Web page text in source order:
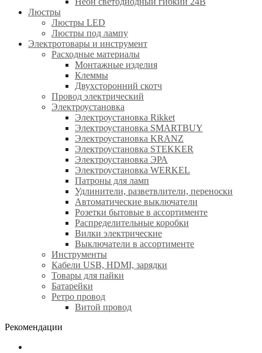
Люстры
Люстры LED
Люстры под лампу
Электротовары и инструмент
Расходные материалы
Монтажные изделия
Клеммы
Двухсторонний скотч
Провод электрический
Электроустановка
Электроустановка Rikket
Электроустановка SMARTBUY
Электроустановка KRANZ
Электроустановка STEKKER
Электроустановка ЭРА
Электроустановка WERKEL
Патроны для ламп
Удлинители, разветвлители, переноски
Автоматические выключатели
Розетки бытовые в ассортименте
Распределительные коробки
Вилки электрические
Выключатели в ассортименте
Инструменты
Кабели USB, HDMI, зарядки
Товары для пайки
Батарейки
Ретро провод
Витой провод
Рекомендации